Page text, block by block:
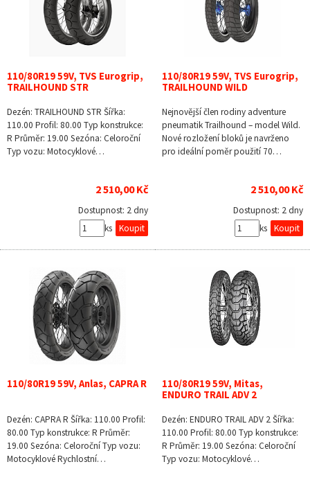
110/80R19 59V, TVS Eurogrip,
TRAILHOUND STR
Dezén: TRAILHOUND STR Šířka:
110.00 Profil: 80.00 Typ konstrukce:
R Průměr: 19.00 Sezóna: Celoroční
Typ vozu: Motocyklové…
2 510,00 Kč
Dostupnost: 2 dny
ks
110/80R19 59V, TVS Eurogrip,
TRAILHOUND WILD
Nejnovější člen rodiny adventure
pneumatik Trailhound – model Wild.
Nové rozložení bloků je navrženo
pro ideální poměr použití 70…
2 510,00 Kč
Dostupnost: 2 dny
ks
110/80R19 59V, Anlas, CAPRA R
Dezén: CAPRA R Šířka: 110.00 Profil:
80.00 Typ konstrukce: R Průměr:
19.00 Sezóna: Celoroční Typ vozu:
Motocyklové Rychlostní…
110/80R19 59V, Mitas,
ENDURO TRAIL ADV 2
Dezén: ENDURO TRAIL ADV 2 Šířka:
110.00 Profil: 80.00 Typ konstrukce:
R Průměr: 19.00 Sezóna: Celoroční
Typ vozu: Motocyklové…